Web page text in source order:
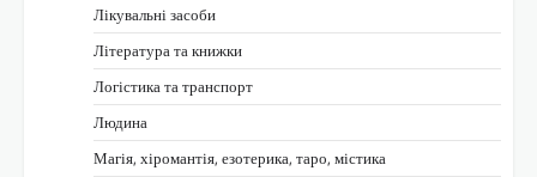
Лікувальні засоби
Література та книжки
Логістика та транспорт
Людина
Магія, хіромантія, езотерика, таро, містика